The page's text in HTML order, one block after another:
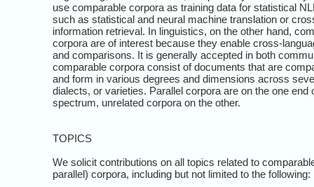
use comparable corpora as training data for statistical
such as statistical and neural machine translation or
information retrieval. In linguistics, on the other hand,
corpora are of interest because they enable cross-
and comparisons. It is generally accepted in both
comparable corpora consist of documents that are
and form in various degrees and dimensions across
dialects, or varieties. Parallel corpora are on the one end
spectrum, unrelated corpora on the other.
TOPICS
We solicit contributions on all topics related to
parallel) corpora, including but not limited to the following: